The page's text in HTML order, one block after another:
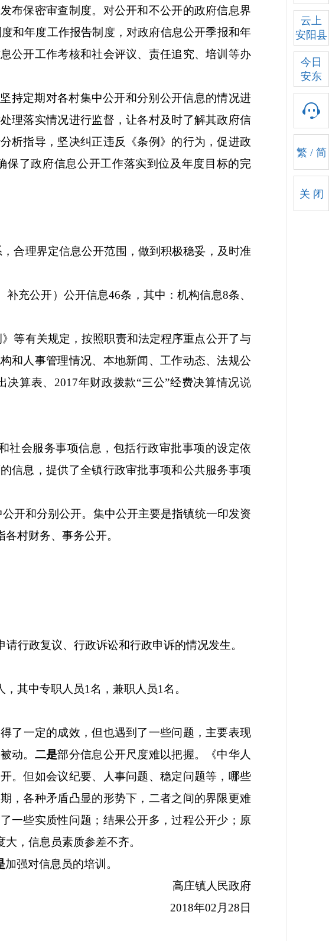
布保密审查制度。对公开和不公开的政府信息界
和年度工作报告制度，对政府信息公开季报和年
公开工作考核和社会评议、责任追究、培训等办
持定期对各村集中公开和分别公开信息的情况进
理落实情况进行监督，让各村及时了解其政府信
析指导，坚决纠正违反《条例》的行为，促进政
了政府信息公开工作落实到位及年度目标的完
合理界定信息公开范围，做到积极稳妥，及时准
补充公开）公开信息46条，其中：机构信息8条、
等有关规定，按照职责和法定程序重点公开了与
和人事管理情况、本地新闻、工作动态、法规公
决算表、2017年财政拨款“三公”经费决算情况说
社会服务事项信息，包括行政审批事项的设定依
信息，提供了全镇行政审批事项和公共服务事项
开和分别公开。集中公开主要是指镇统一印发资
村财务、事务公开。
行政复议、行政诉讼和行政申诉的情况发生。
其中专职人员1名，兼职人员1名。
了一定的成效，但也遇到了一些问题，主要表现
动。 二是部分信息公开尺度难以把握。《中华人
。但如会议纪要、人事问题、稳定问题等，哪些
，各种矛盾凸显的形势下，二者之间的界限更难
一些实质性问题；结果公开多，过程公开少；原
，信息员素质参差不齐。
加强对信息员的培训。
高庄镇人民政府
2018年02月28日
云上
安阳县
今日
安东
繁 / 简
关 闭